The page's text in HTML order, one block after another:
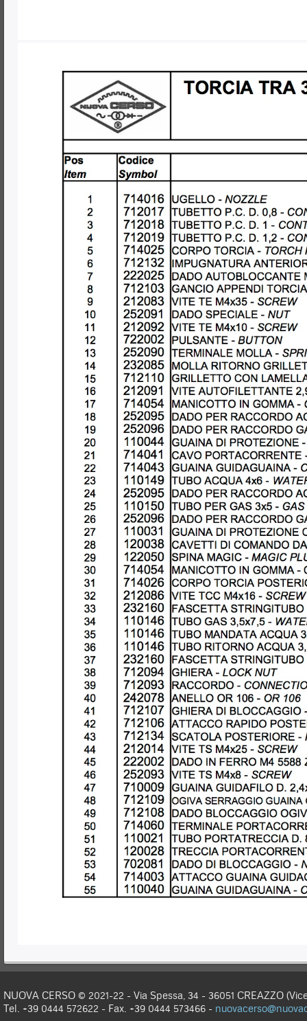
NUOVA CERSO © 2021-22 - Via Spessa, 34 - 36051 CREAZZO
Tel. +39 0444 572622 - Fax. +39 0444 573466 -